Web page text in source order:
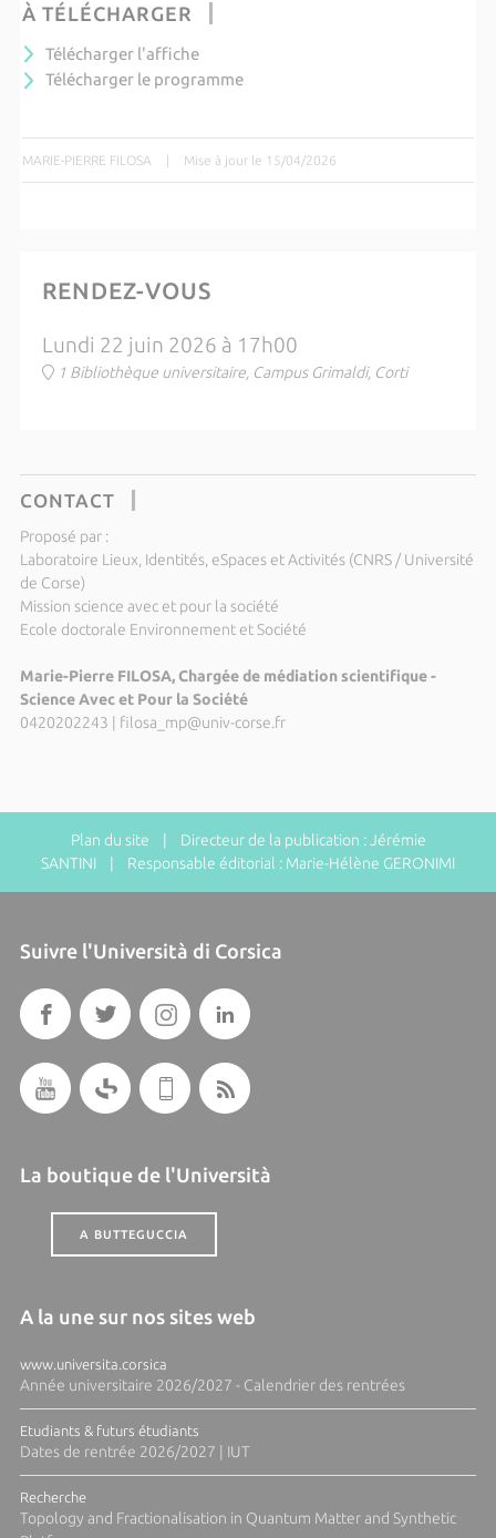
À TÉLÉCHARGER
Télécharger l'affiche
Télécharger le programme
MARIE-PIERRE FILOSA | Mise à jour le 15/04/2026
RENDEZ-VOUS
Lundi 22 juin 2026 à 17h00
1 Bibliothèque universitaire, Campus Grimaldi, Corti
CONTACT
Proposé par :
Laboratoire Lieux, Identités, eSpaces et Activités (CNRS / Université
de Corse)
Mission science avec et pour la société
Ecole doctorale Environnement et Société
Marie-Pierre FILOSA, Chargée de médiation scientifique -
Science Avec et Pour la Société
0420202243
filosa_mp@univ-corse.fr
Plan du site | Directeur de la publication : Jérémie
SANTINI | Responsable éditorial : Marie-Hélène GERONIMI
Suivre l'Università di Corsica
La boutique de l'Università
A BUTTEGUCCIA
A la une sur nos sites web
www.universita.corsica
Année universitaire 2026/2027 - Calendrier des rentrées
Etudiants & futurs étudiants
Dates de rentrée 2026/2027 | IUT
Recherche
Topology and Fractionalisation in Quantum Matter and Synthetic